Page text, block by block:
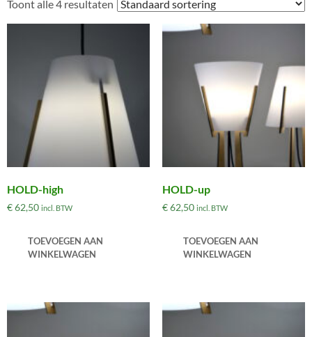
Toont alle 4 resultaten
HOLD-high
€62,50 incl. BTW
TOEVOEGEN AAN
WINKELWAGEN
HOLD-up
€62,50 incl. BTW
TOEVOEGEN AAN
WINKELWAGEN